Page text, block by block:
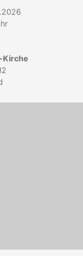
Kirche